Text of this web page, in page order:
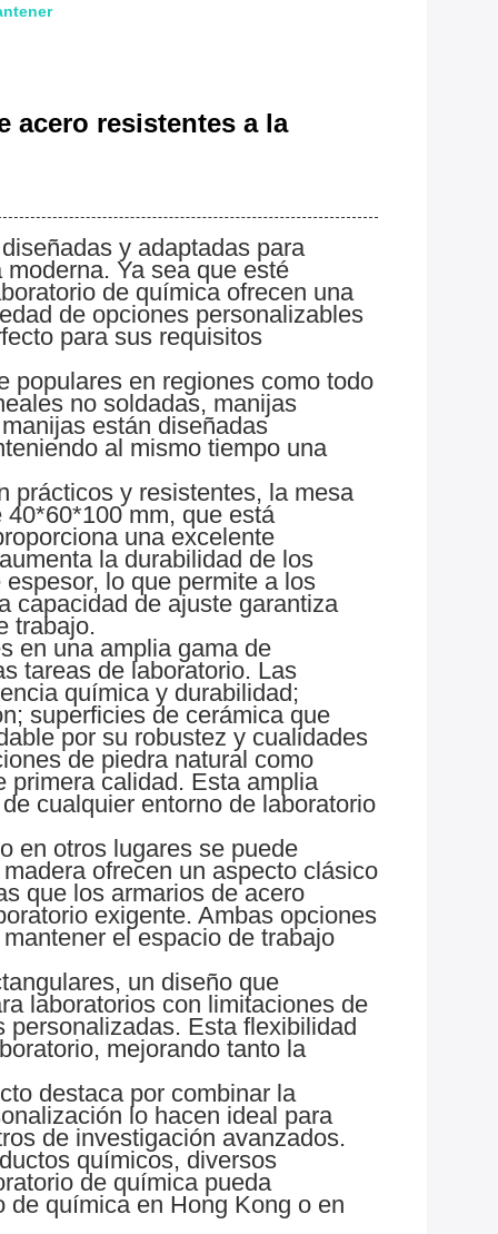
acero resistentes a la
y adaptadas para
Ya sea que esté
de química ofrecen una
de opciones personalizables
para sus requisitos
populares en regiones como todo
no soldadas, manijas
están diseñadas
al mismo tiempo una
prácticos y resistentes, la mesa
mm, que está
una excelente
la durabilidad de los
lo que permite a los
capacidad de ajuste garantiza
trabajo.
en una amplia gama de
tareas de laboratorio. Las
química y durabilidad;
superficies de cerámica que
por su robustez y cualidades
de piedra natural como
primera calidad. Esta amplia
cualquier entorno de laboratorio
en otros lugares se puede
ofrecen un aspecto clásico
que los armarios de acero
exigente. Ambas opciones
el espacio de trabajo
un diseño que
laboratorios con limitaciones de
Esta flexibilidad
mejorando tanto la
destaca por combinar la
lo hacen ideal para
de investigación avanzados.
químicos, diversos
de química pueda
química en Hong Kong o en